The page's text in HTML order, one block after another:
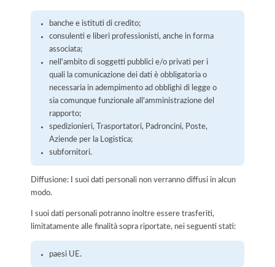
banche e istituti di credito;
consulenti e liberi professionisti, anche in forma
associata;
nell'ambito di soggetti pubblici e/o privati per i
quali la comunicazione dei dati è obbligatoria o
necessaria in adempimento ad obblighi di legge o
sia comunque funzionale all'amministrazione del
rapporto;
spedizionieri, Trasportatori, Padroncini, Poste,
Aziende per la Logistica;
subfornitori.
Diffusione: I suoi dati personali non verranno diffusi in alcun
modo.
I suoi dati personali potranno inoltre essere trasferiti,
limitatamente alle finalità sopra riportate, nei seguenti stati:
paesi UE.